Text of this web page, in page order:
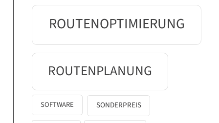
ROUTENOPTIMIERUNG
ROUTENPLANUNG
SOFTWARE SONDERPREIS